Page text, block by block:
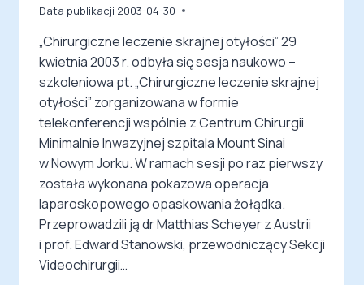
Data publikacji 2003-04-30
„Chirurgiczne leczenie skrajnej otyłości” 29
kwietnia 2003 r. odbyła się sesja naukowo –
szkoleniowa pt. „Chirurgiczne leczenie skrajnej
otyłości” zorganizowana w formie
telekonferencji wspólnie z Centrum Chirurgii
Minimalnie Inwazyjnej szpitala Mount Sinai
w Nowym Jorku. W ramach sesji po raz pierwszy
została wykonana pokazowa operacja
laparoskopowego opaskowania żołądka.
Przeprowadzili ją dr Matthias Scheyer z Austrii
i prof. Edward Stanowski, przewodniczący Sekcji
Videochirurgii…